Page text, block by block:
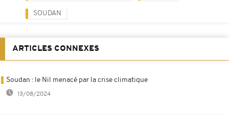
SOUDAN
ARTICLES CONNEXES
Soudan : le Nil menacé par la crise climatique
13/08/2024